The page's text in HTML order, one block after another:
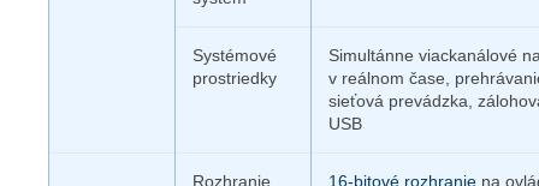
Systémové
prostriedky
Simultánne viackanálové
v reálnom čase,
sieťová prevádzka,
USB
Rozhranie
16-bitové rozhranie na